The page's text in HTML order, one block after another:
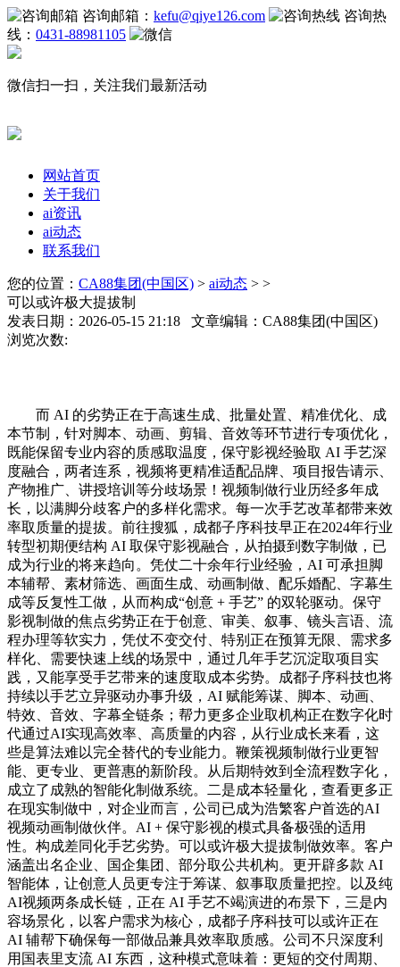
咨询邮箱： kefu@qiye126.com
咨询热
线： 0431-88981105
微信扫一扫，关注我们最新活动
网站首页
关于我们
ai资讯
ai动态
联系我们
您的位置： CA88集团(中国区) > ai动态 > >
可以或许极大提拔制
发表日期：2026-05-15 21:18 文章编辑：CA88集团(中国区)
浏览次数:
而 AI 的劣势正在于高速生成、批量处置、精准优化、成
本节制，针对脚本、动画、剪辑、音效等环节进行专项优化，
既能保留专业内容的质感取温度，保守影视经验取 AI 手艺深
度融合，两者连系，视频将更精准适配品牌、项目报告请示、
产物推广、讲授培训等分歧场景！视频制做行业历经多年成
长，以满脚分歧客户的多样化需求。每一次手艺改革都带来效
率取质量的提拔。前往搜狐，成都子序科技早正在2024年行业
转型初期便结构 AI 取保守影视融合，从拍摄到数字制做，已
成为行业的将来趋向。凭仗二十余年行业经验，AI 可承担脚
本辅帮、素材筛选、画面生成、动画制做、配乐婚配、字幕生
成等反复性工做，从而构成“创意 + 手艺” 的双轮驱动。保守
影视制做的焦点劣势正在于创意、审美、叙事、镜头言语、流
程办理等软实力，凭仗不变交付、特别正在预算无限、需求多
样化、需要快速上线的场景中，通过几年手艺沉淀取项目实
践，又能享受手艺带来的速度取成本劣势。成都子序科技也将
持续以手艺立异驱动办事升级，AI 赋能筹谋、脚本、动画、
特效、音效、字幕全链条；帮力更多企业取机构正在数字化时
代通过AI实现高效率、高质量的内容，从行业成长来看，这
些是算法难以完全替代的专业能力。鞭策视频制做行业更智
能、更专业、更普惠的新阶段。从后期特效到全流程数字化，
成立了成熟的智能化制做系统。二是成本轻量化，查看更多正
在现实制做中，对企业而言，公司已成为浩繁客户首选的AI
视频动画制做伙伴。AI + 保守影视的模式具备极强的适用
性。构成差同化手艺劣势。可以或许极大提拔制做效率。客户
涵盖出名企业、国企集团、部分取公共机构。更开辟多款 AI
智能体，让创意人员更专注于筹谋、叙事取质量把控。以及纯
AI视频两条成长链，正在 AI 手艺不竭演进的布景下，三是内
容场景化，以客户需求为核心，成都子序科技可以或许正在
AI 辅帮下确保每一部做品兼具效率取质感。公司不只深度利
用国表里支流 AI 东西，这种模式意味着：更短的交付周期、